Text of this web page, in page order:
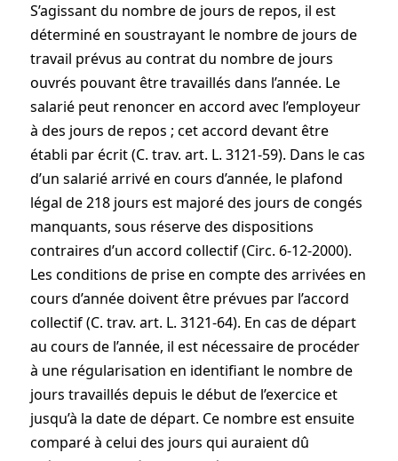
S’agissant du nombre de jours de repos, il est
déterminé en soustrayant le nombre de jours de
travail prévus au contrat du nombre de jours
ouvrés pouvant être travaillés dans l’année. Le
salarié peut renoncer en accord avec l’employeur
à des jours de repos ; cet accord devant être
établi par écrit (C. trav. art. L. 3121-59). Dans le cas
d’un salarié arrivé en cours d’année, le plafond
légal de 218 jours est majoré des jours de congés
manquants, sous réserve des dispositions
contraires d’un accord collectif (Circ. 6-12-2000).
Les conditions de prise en compte des arrivées en
cours d’année doivent être prévues par l’accord
collectif (C. trav. art. L. 3121-64). En cas de départ
au cours de l’année, il est nécessaire de procéder
à une régularisation en identifiant le nombre de
jours travaillés depuis le début de l’exercice et
jusqu’à la date de départ. Ce nombre est ensuite
comparé à celui des jours qui auraient dû